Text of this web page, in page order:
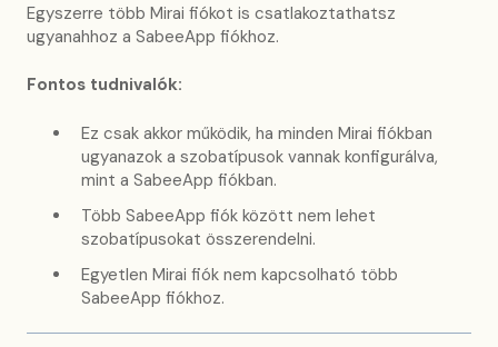
Egyszerre több Mirai fiókot is csatlakoztathatsz
ugyanahhoz a SabeeApp fiókhoz.
Fontos tudnivalók:
Ez csak akkor működik, ha minden Mirai fiókban
ugyanazok a szobatípusok vannak konfigurálva,
mint a SabeeApp fiókban.
Több SabeeApp fiók között nem lehet
szobatípusokat összerendelni.
Egyetlen Mirai fiók nem kapcsolható több
SabeeApp fiókhoz.